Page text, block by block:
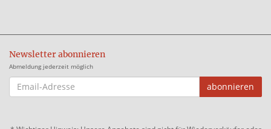
Newsletter abonnieren
Abmeldung jederzeit möglich
EMAIL-
ADRESSE
abonnieren